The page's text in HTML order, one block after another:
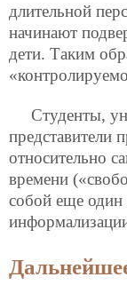
длительной
начинают
дети. Таким
Студенты,
представители
относительно
времени
собой еще один